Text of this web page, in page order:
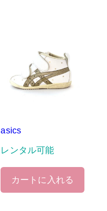
asics
レンタル可能
カートに入れる